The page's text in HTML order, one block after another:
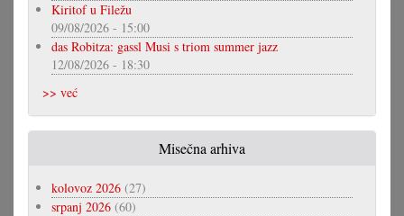
Kiritof u Filežu
09/08/2026 - 15:00
das Robitza: gassl Musi s triom summer jazz
12/08/2026 - 18:30
>> već
Misečna arhiva
kolovoz 2026 (27)
srpanj 2026 (60)